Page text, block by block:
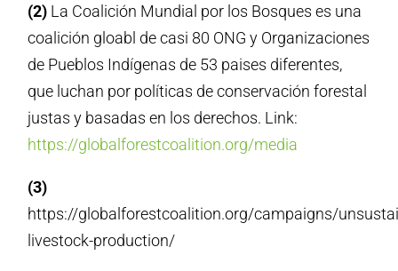
(2) La Coalición Mundial por los Bosques es una
coalición gloabl de casi 80 ONG y Organizaciones
de Pueblos Indígenas de 53 paises diferentes,
que luchan por políticas de conservación forestal
justas y basadas en los derechos. Link:
https://globalforestcoalition.org/media
(3)
https://globalforestcoalition.org/campaigns/
livestock-production/